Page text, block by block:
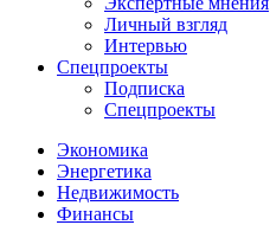
Личный взгляд
Интервью
Спецпроекты
Подписка
Спецпроекты
Экономика
Энергетика
Недвижимость
Финансы